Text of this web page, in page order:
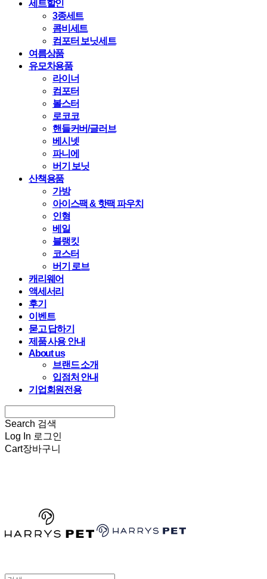
세트할인
3종세트
콤비세트
컴포터 보닛세트
여름상품
유모차용품
라이너
컴포터
볼스터
로코코
핸들커버/글러브
베시넷
파니에
버기 보닛
산책용품
가방
아이스팩 & 핫팩 파우치
인형
베일
블랭킷
코스터
버기 로브
캐리웨어
액세서리
후기
이벤트
묻고 답하기
제품 사용 안내
About us
브랜드 소개
입점처 안내
기업회원전용
Search 검색
Log In 로그인
Cart장바구니